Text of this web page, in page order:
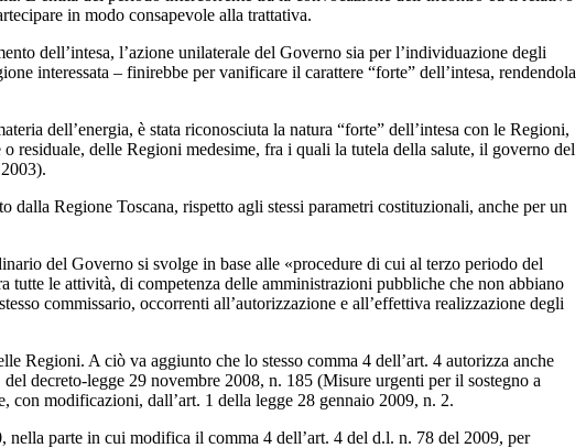
in modo consapevole alla trattativa.
dell’intesa, l’azione unilaterale del Governo sia per l’individuazione degli
interessata – finirebbe per vanificare il carattere “forte” dell’intesa, rendendola
dell’energia, è stata riconosciuta la natura “forte” dell’intesa con le Regioni,
residuale, delle Regioni medesime, fra i quali la tutela della salute, il governo del
Regione Toscana, rispetto agli stessi parametri costituzionali, anche per un
del Governo si svolge in base alle «procedure di cui al terzo periodo del
le attività, di competenza delle amministrazioni pubbliche che non abbiano
commissario, occorrenti all’autorizzazione e all’effettiva realizzazione degli
Regioni. A ciò va aggiunto che lo stesso comma 4 dell’art. 4 autorizza anche
decreto-legge 29 novembre 2008, n. 185 (Misure urgenti per il sostegno a
con modificazioni, dall’art. 1 della legge 28 gennaio 2009, n. 2.
parte in cui modifica il comma 4 dell’art. 4 del d.l. n. 78 del 2009, per